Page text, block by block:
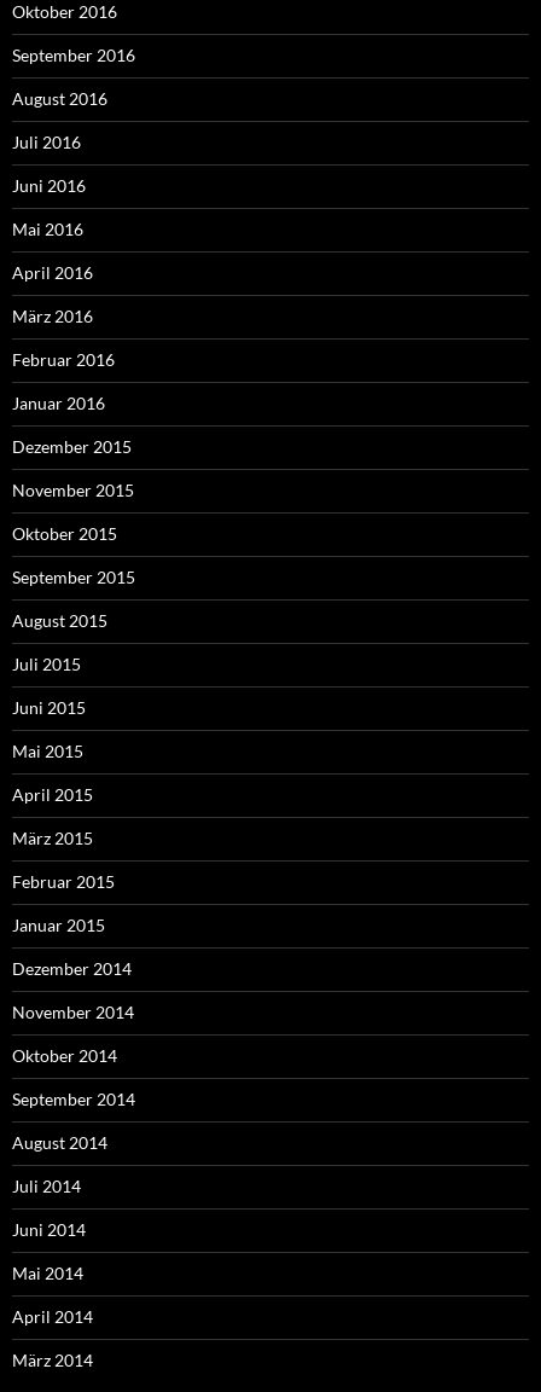
Oktober 2016
September 2016
August 2016
Juli 2016
Juni 2016
Mai 2016
April 2016
März 2016
Februar 2016
Januar 2016
Dezember 2015
November 2015
Oktober 2015
September 2015
August 2015
Juli 2015
Juni 2015
Mai 2015
April 2015
März 2015
Februar 2015
Januar 2015
Dezember 2014
November 2014
Oktober 2014
September 2014
August 2014
Juli 2014
Juni 2014
Mai 2014
April 2014
März 2014